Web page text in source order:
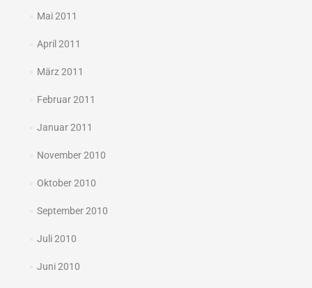
Mai 2011
April 2011
März 2011
Februar 2011
Januar 2011
November 2010
Oktober 2010
September 2010
Juli 2010
Juni 2010